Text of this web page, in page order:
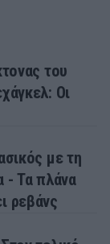
του
Οι
με τη
- Τα πλάνα
ρεβάνς